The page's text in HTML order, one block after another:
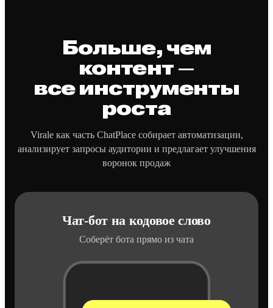
Больше, чем
контент —
все инструменты
роста
Virale как часть ChatPlace собирает автоматизации,
анализирует запросы аудитории и предлагает улучшения
воронок продаж
Чат-бот на кодовое слово
Соберёт бота прямо из чата